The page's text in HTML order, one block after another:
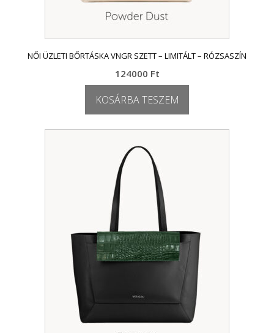
NŐI ÜZLETI BŐRTÁSKA VNGR SZETT – LIMITÁLT – RÓZSASZÍN
124000 Ft
KOSÁRBA TESZEM